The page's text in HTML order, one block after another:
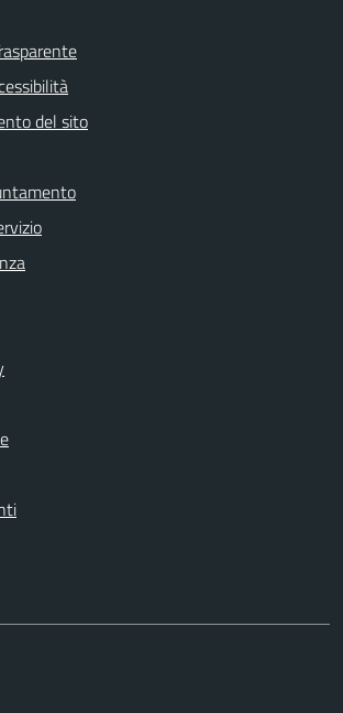
del sito